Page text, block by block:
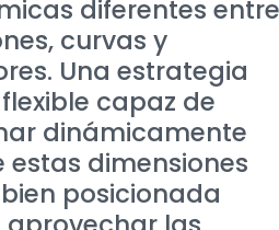
diferentes entre
curvas y
Una estrategia
capaz de
dinámicamente
estas dimensiones
posicionada